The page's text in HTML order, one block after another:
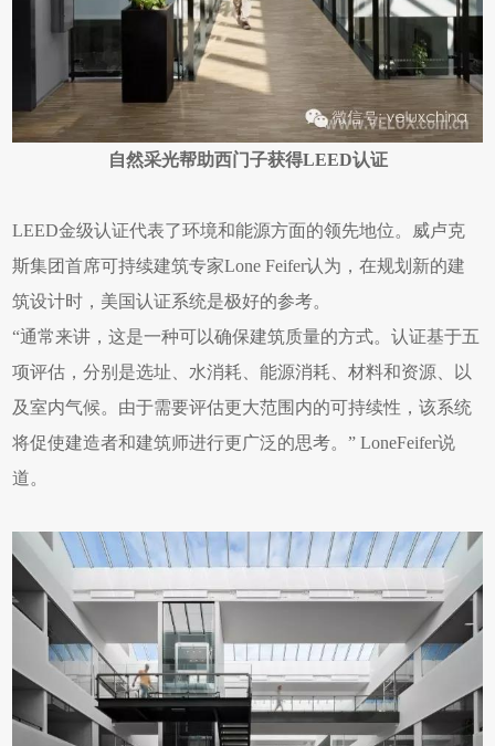
自然采光帮助西门子获得LEED认证
LEED金级认证代表了环境和能源方面的领先地位。威卢克
斯集团首席可持续建筑专家Lone Feifer认为，在规划新的建
筑设计时，美国认证系统是极好的参考。
“通常来讲，这是一种可以确保建筑质量的方式。认证基于五
项评估，分别是选址、水消耗、能源消耗、材料和资源、以
及室内气候。由于需要评估更大范围内的可持续性，该系统
将促使建造者和建筑师进行更广泛的思考。” LoneFeifer说
道。